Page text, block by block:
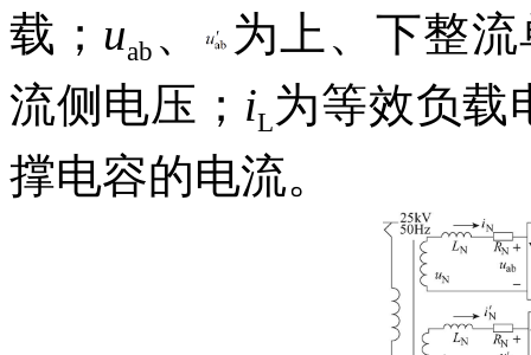
载； uab 、
为上、下整
流侧电压； iL为等效负载
撑电容的电流。